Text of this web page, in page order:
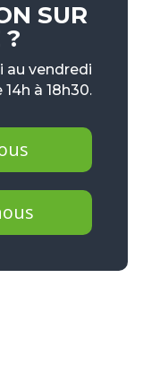
SUR
?
au vendredi
à 18h30.